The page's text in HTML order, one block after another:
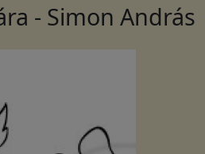
- Simon András